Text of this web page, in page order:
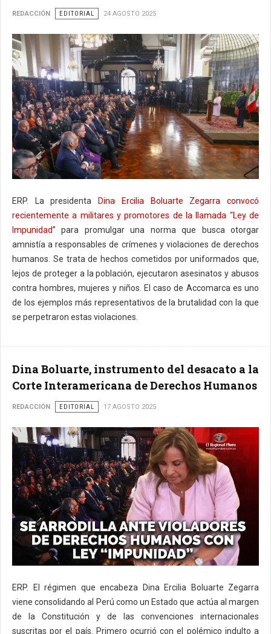
REDACCIÓN EDITORIAL 24 AGOSTO 2025
ERP. La presidenta
Dina Ercilia Boluarte Zegarra convocó
recientemente a militares y promotores de la llamada “Ley de
Impunidad” para promulgar una norma que busca otorgar
amnistía a responsables de crímenes y violaciones de derechos
humanos. Se trata de hechos cometidos por uniformados que,
lejos de proteger a la población, ejecutaron asesinatos y abusos
contra hombres, mujeres y niños. El caso de Accomarca es uno
de los ejemplos más representativos de la brutalidad con la que
se perpetraron estas violaciones.
Dina Boluarte, instrumento del desacato a la
Corte Interamericana de Derechos Humanos
REDACCIÓN EDITORIAL 17 AGOSTO 2025
ERP. El régimen que encabeza Dina Ercilia Boluarte Zegarra
viene consolidando al Perú como un Estado que actúa al margen
de la Constitución y de las convenciones internacionales
suscritas por el país. Primero ocurrió con el polémico indulto a